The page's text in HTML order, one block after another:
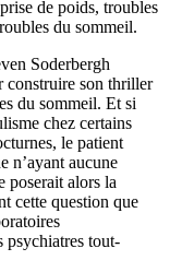
de poids, troubles
du sommeil.
Soderbergh
construire son thriller
du sommeil. Et si
chez certains
le patient
n’ayant aucune
poserait alors la
cette question que
psychiatres tout-